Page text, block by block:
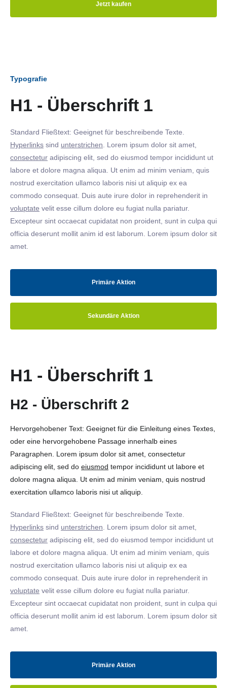
Jetzt kaufen
Typografie
H1 - Überschrift 1
Standard Fließtext: Geeignet für beschreibende Texte.
Hyperlinks sind unterstrichen . Lorem ipsum dolor sit amet,
consectetur adipiscing elit, sed do eiusmod tempor incididunt ut
labore et dolore magna aliqua. Ut enim ad minim veniam, quis
nostrud exercitation ullamco laboris nisi ut aliquip ex ea
commodo consequat. Duis aute irure dolor in reprehenderit in
voluptate velit esse cillum dolore eu fugiat nulla pariatur.
Excepteur sint occaecat cupidatat non proident, sunt in culpa qui
officia deserunt mollit anim id est laborum. Lorem ipsum dolor sit
amet.
Primäre Aktion
Sekundäre Aktion
H1 - Überschrift 1
H2 - Überschrift 2
Hervorgehobener Text: Geeignet für die Einleitung eines Textes,
oder eine hervorgehobene Passage innerhalb eines
Paragraphen. Lorem ipsum dolor sit amet, consectetur
adipiscing elit, sed do eiusmod tempor incididunt ut labore et
dolore magna aliqua. Ut enim ad minim veniam, quis nostrud
exercitation ullamco laboris nisi ut aliquip.
Standard Fließtext: Geeignet für beschreibende Texte.
Hyperlinks sind unterstrichen . Lorem ipsum dolor sit amet,
consectetur adipiscing elit, sed do eiusmod tempor incididunt ut
labore et dolore magna aliqua. Ut enim ad minim veniam, quis
nostrud exercitation ullamco laboris nisi ut aliquip ex ea
commodo consequat. Duis aute irure dolor in reprehenderit in
voluptate velit esse cillum dolore eu fugiat nulla pariatur.
Excepteur sint occaecat cupidatat non proident, sunt in culpa qui
officia deserunt mollit anim id est laborum. Lorem ipsum dolor sit
amet.
Primäre Aktion